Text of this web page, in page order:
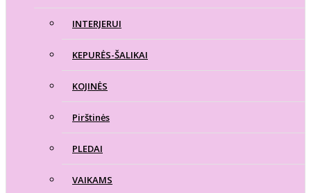
INTERJERUI
KEPURĖS-ŠALIKAI
KOJINĖS
Pirštinės
PLEDAI
VAIKAMS